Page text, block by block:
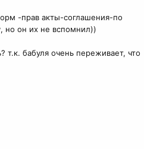
-прав акты-соглашения-по
но он их не вспомнил))
т.к. бабуля очень переживает, что